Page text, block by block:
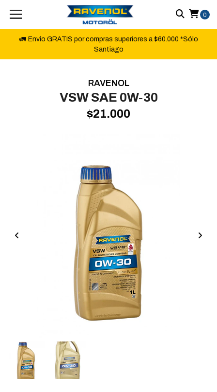
🚛 Envío GRATIS por compras superiores a $60.000 *Sólo
Santiago
0
RAVENOL
VSW SAE 0W-30
$21.000